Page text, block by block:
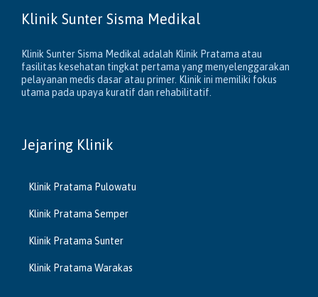
Klinik Sunter Sisma Medikal
Klinik Sunter Sisma Medikal adalah Klinik Pratama atau
fasilitas kesehatan tingkat pertama yang menyelenggarakan
pelayanan medis dasar atau primer. Klinik ini memiliki fokus
utama pada upaya kuratif dan rehabilitatif.
Jejaring Klinik
Klinik Pratama Pulowatu
Klinik Pratama Semper
Klinik Pratama Sunter
Klinik Pratama Warakas